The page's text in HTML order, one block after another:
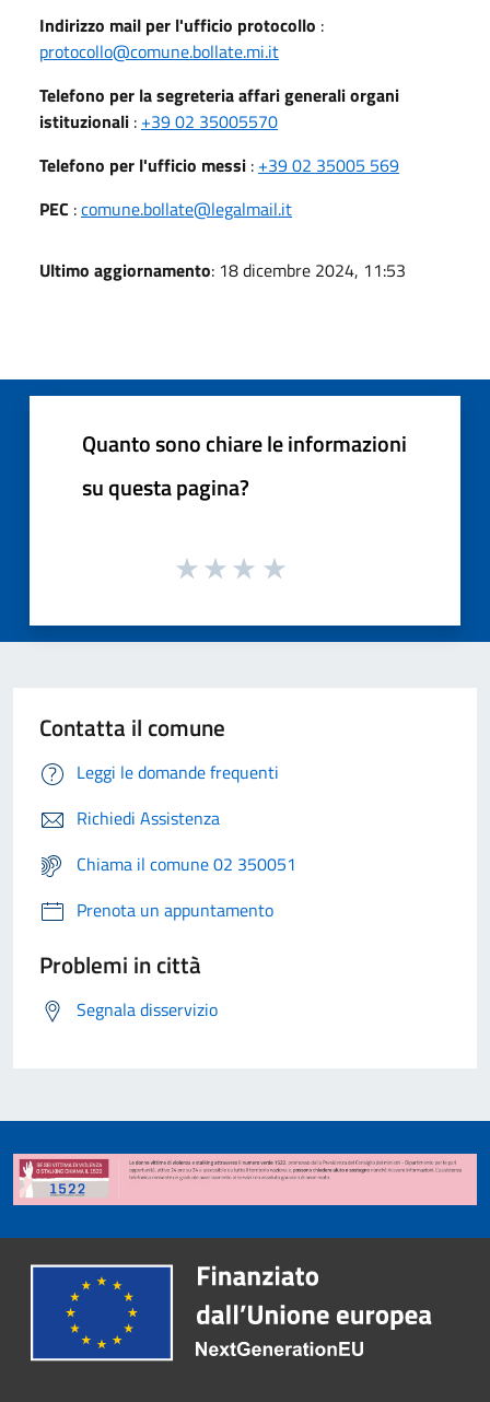
Indirizzo mail per l'ufficio protocollo :
protocollo@comune.bollate.mi.it
Telefono per la segreteria affari generali organi
istituzionali : +39 02 35005570
Telefono per l'ufficio messi : +39 02 35005 569
PEC :comune.bollate@legalmail.it
Ultimo aggiornamento: 18 dicembre 2024, 11:53
Quanto sono chiare le informazioni
su questa pagina?
Contatta il comune
Leggi le domande frequenti
Richiedi Assistenza
Chiama il comune 02 350051
Prenota un appuntamento
Problemi in città
Segnala disservizio